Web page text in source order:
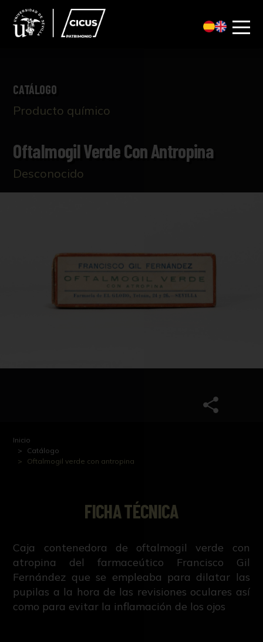
CATÁLOGO
Producto químico
Oftalmogil Verde Con Antropina
Desconocido
Inicio
Catálogo
Oftalmogil verde con antropina
FICHA TÉCNICA
Caja contenedora de oftalmogil verde con
atropina del farmaceútico Francisco Gil
Fernández que se empleaba para dilatar las
pupilas a la hora de las revisiones oculares así
como para evitar la inflamación de los ojos